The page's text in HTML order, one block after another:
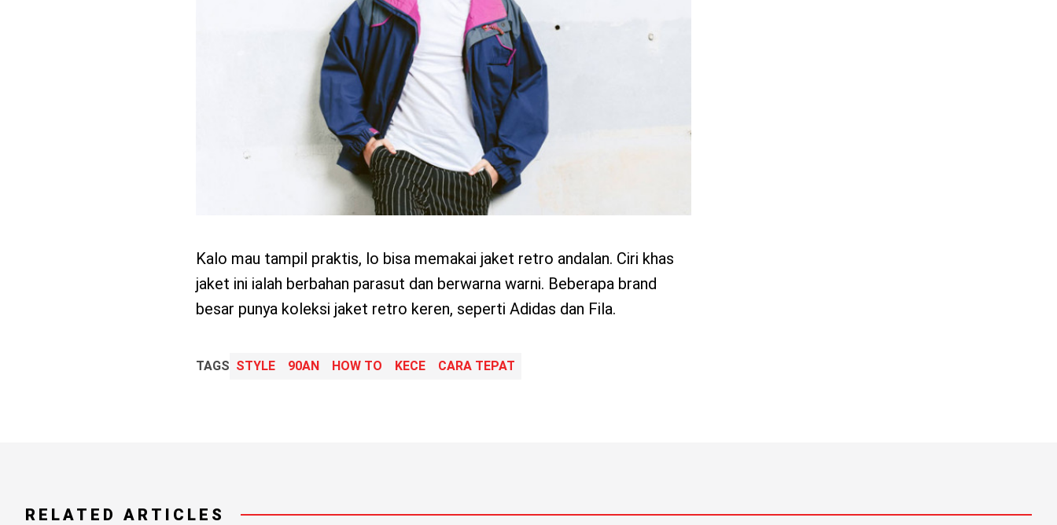
Kalo mau tampil praktis, lo bisa memakai jaket retro andalan. Ciri khas
jaket ini ialah berbahan parasut dan berwarna warni. Beberapa brand
besar punya koleksi jaket retro keren, seperti Adidas dan Fila.
TAGS STYLE 90AN HOW TO KECE CARA TEPAT
RELATED ARTICLES